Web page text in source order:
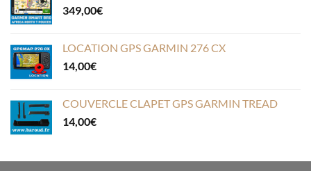
349,00€
LOCATION GPS GARMIN 276 CX
14,00€
COUVERCLE CLAPET GPS GARMIN TREAD
14,00€